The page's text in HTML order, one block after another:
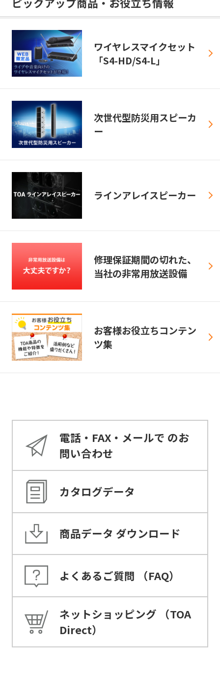
ワイヤレスマイクセット
「S4-HD/S4-L」
次世代型防災用スピーカ
ー
ラインアレイスピーカー
修理保証期間の切れた、
当社の非常用放送設備
お客様お役立ちコンテン
ツ集
電話・FAX・メールで のお
問い合わせ
カタログデータ
商品データ ダウンロード
よくあるご質問 （FAQ）
ネットショッピング （TOA
Direct）